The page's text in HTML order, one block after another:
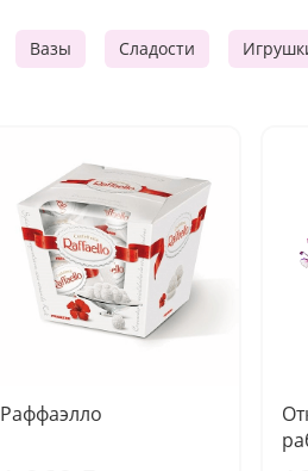
Вазы Сладости
Раффаэлло